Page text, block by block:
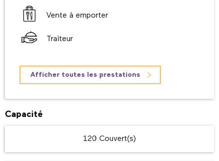
Vente à emporter
Traiteur
Afficher toutes les prestations
Capacité
120 Couvert(s)